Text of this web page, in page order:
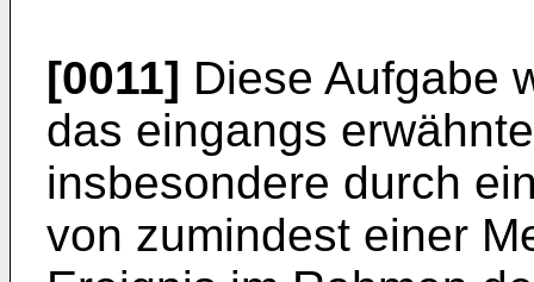
[0011] Diese Aufgabe
das eingangs
insbesondere durch
von zumindest einer